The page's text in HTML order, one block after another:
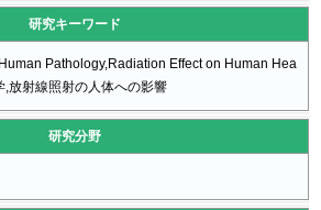
研究キーワード
Pathology,Radiation Effect on Human Hea
放射線照射の人体への影響
研究分野